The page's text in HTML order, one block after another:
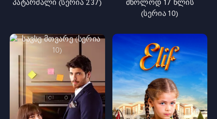
პატარძალი (სერია 237)
მხოლოდ 17 წლის
(სერია 10)